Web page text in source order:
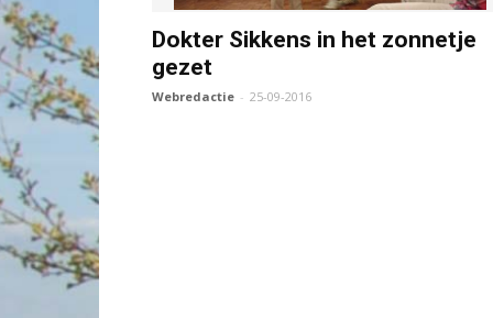
Dokter Sikkens in het zonnetje
gezet
Webredactie - 25-09-2016